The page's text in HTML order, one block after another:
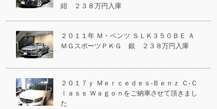
紺 ２３８万円入庫
２０１１年 Ｍ・ベンツ ＳＬＫ３５０ＢＥ Ａ
ＭＧスポーツＰＫＧ 銀 ２３８万円入庫
２０１７ｙ Ｍｅｒｃｅｄｅｓ‐Ｂｅｎｚ Ｃ-Ｃ
ｌａｓｓ Ｗａｇｏｎをご納車させて頂きまし
た